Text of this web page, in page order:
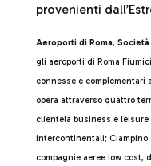
provenienti
Aeroporti di Roma,
gli aeroporti di Roma
connesse e complementari
opera attraverso quattro
clientela business e
intercontinentali;
compagnie aeree low cost,